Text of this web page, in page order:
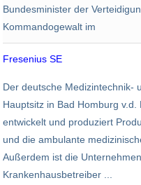
Bundesminister der
Kommandogewalt im
Fresenius SE
222.305
Der deutsche Medizintechnik-
Hauptsitz in Bad Homburg
entwickelt und produziert
und die ambulante
Außerdem ist die
Krankenhausbetreiber ...